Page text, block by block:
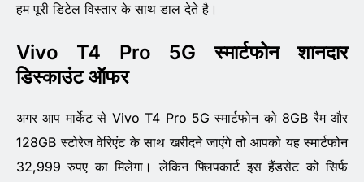
हम पूरी डिटेल विस्तार के साथ डाल देते है।
Vivo T4 Pro 5G स्मार्टफोन शानदार
डिस्काउंट ऑफर
अगर आप मार्केट से Vivo T4 Pro 5G स्मार्टफोन को 8GB रैम और
128GB स्टोरेज वेरिएंट के साथ खरीदने जाएंगे तो आपको यह स्मार्टफोन
32,999 रुपए का मिलेगा। लेकिन फ्लिपकार्ट इस हैंडसेट को सिर्फ